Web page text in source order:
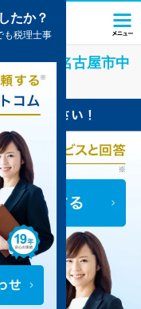
に強い 名古屋市中
覧3件掲載中
たか？
も税理士事